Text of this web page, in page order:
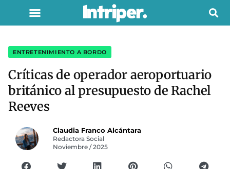
ENTRETENIMIENTO A BORDO
Críticas de operador aeroportuario
británico al presupuesto de Rachel
Reeves
Claudia Franco Alcántara
Redactora Social
Noviembre / 2025